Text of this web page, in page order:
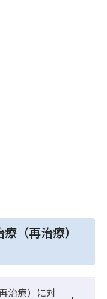
（再治療）
治療）に対